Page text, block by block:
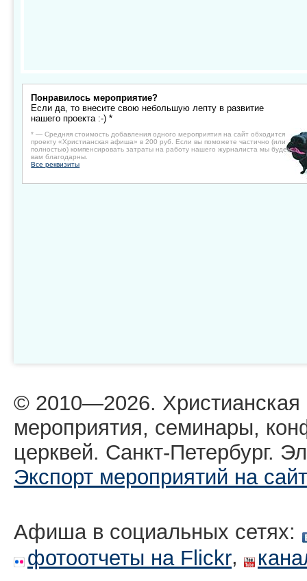
Понравилось мероприятие?
Если да, то внесите свою небольшую лепту в развитие
нашего проекта :-) *
* — Средняя стоимость добавления одного мероприятия на сайт обходится
проекту «Христианская афиша» в 200 руб. Если вы поможете частично (или
полностью) компенсировать затраты на работу нашего журналиста мы будем
вам благодарны.
Все реквизиты
© 2010—2026.
мероприятия, семинары,
церквей. Санкт-Петербург.
Экспорт мероприятий на сайт
Афиша в социальных сетях:
фотоотчеты на Flickr,